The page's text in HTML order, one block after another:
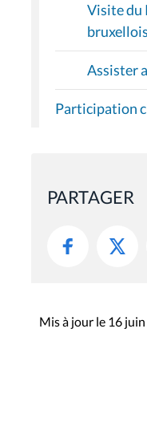
Visite du
bruxellois
Assister
Participation
PARTAGER
Mis à jour le 16